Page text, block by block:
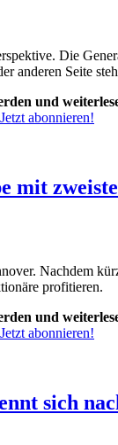
Die
anderen Seite
und
Jetzt abonnieren!
mit
Nachdem
profitieren.
und
Jetzt abonnieren!
sich